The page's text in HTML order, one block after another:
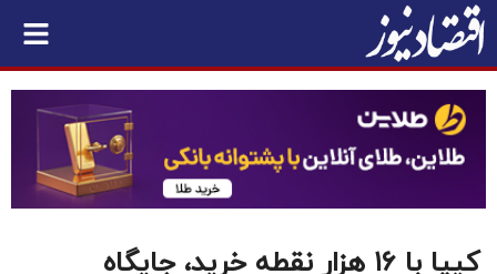
کیپا با ۱۶ هزار نقطه خرید، جایگاه